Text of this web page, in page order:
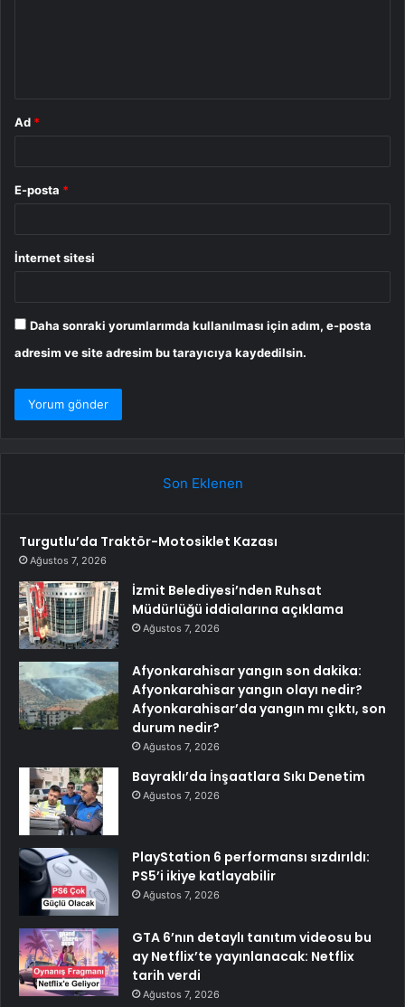
Ad *
E-posta *
İnternet sitesi
Daha sonraki yorumlarımda kullanılması için adım, e-posta
adresim ve site adresim bu tarayıcıya kaydedilsin.
Son Eklenen
Turgutlu’da Traktör-Motosiklet Kazası
Ağustos 7, 2026
İzmit Belediyesi’nden Ruhsat
Müdürlüğü iddialarına açıklama
Ağustos 7, 2026
Afyonkarahisar yangın son dakika:
Afyonkarahisar yangın olayı nedir?
Afyonkarahisar’da yangın mı çıktı, son
durum nedir?
Ağustos 7, 2026
Bayraklı’da İnşaatlara Sıkı Denetim
Ağustos 7, 2026
PlayStation 6 performansı sızdırıldı:
PS5’i ikiye katlayabilir
Ağustos 7, 2026
GTA 6’nın detaylı tanıtım videosu bu
ay Netflix’te yayınlanacak: Netflix
tarih verdi
Ağustos 7, 2026